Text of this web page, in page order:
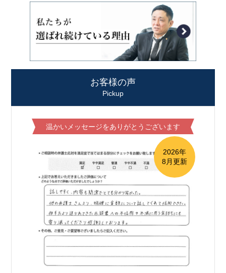
お客様の声
Pickup
温かいメッセージをありがとうございます
2026年
8月更新